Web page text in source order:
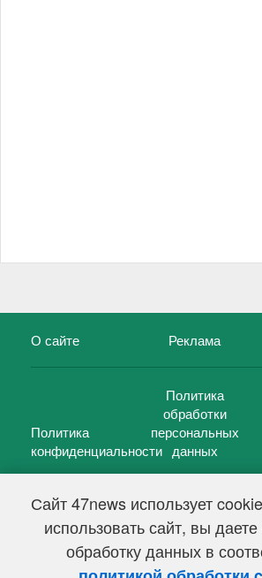
Сайт 47news использует
использовать сайт, вы
обработку данных в
О сайте Реклама
Политика
конфиденциальности
Политика
обработки
персональных
данных
47 новостей (47 news)2005 — 2026 г.
Свидетельство о регистрации СМИ Эл № ФС
Федеральной службой по надзору в сфере